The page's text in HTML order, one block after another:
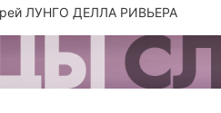
ЛУНГО ДЕЛЛА РИВЬЕРА